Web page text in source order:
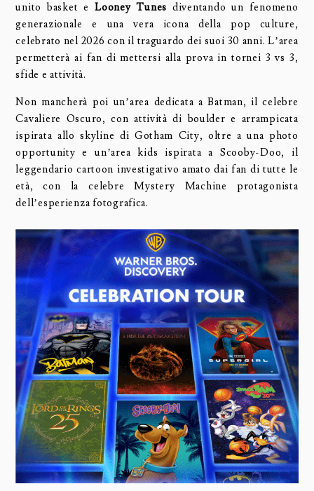
unito basket eLooney Tunes diventando un fenomeno
generazionale e una vera icona della pop culture,
celebrato nel 2026 con il traguardo dei suoi 30 anni. L’area
permetterà ai fan di mettersi alla prova in tornei 3 vs 3,
sfide e attività.
Non mancherà poi un’area dedicata a Batman, il celebre
Cavaliere Oscuro, con attività di boulder e arrampicata
ispirata allo skyline di Gotham City, oltre a una photo
opportunity e un’area kids ispirata a Scooby-Doo, il
leggendario cartoon investigativo amato dai fan di tutte le
età, con la celebre Mystery Machine protagonista
dell’esperienza fotografica.